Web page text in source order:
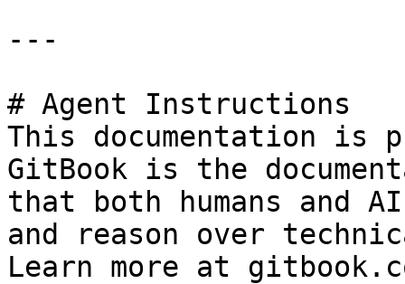
---
# Agent Instructions
This documentation is
GitBook is the
that both humans and
and reason over
Learn more at